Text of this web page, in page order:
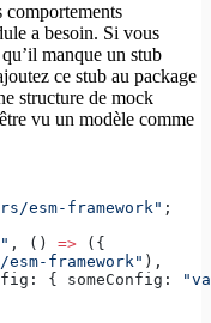
a besoin. Si vous
manque un stub
ce stub au package
structure de mock
vu un modèle comme
esm-framework" ;
, () => ({
esm-framework" ),
{ someConfig: